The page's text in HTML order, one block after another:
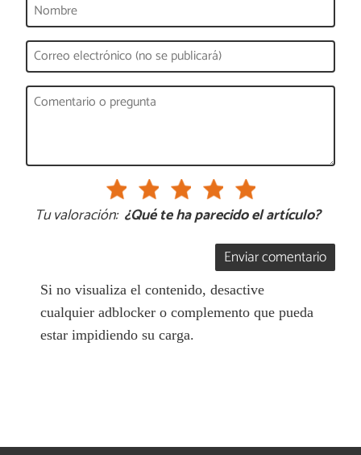
Tu valoración: ¿Qué te ha parecido el artículo?
Enviar comentario
Si no visualiza el contenido, desactive
cualquier adblocker o complemento que pueda
estar impidiendo su carga.